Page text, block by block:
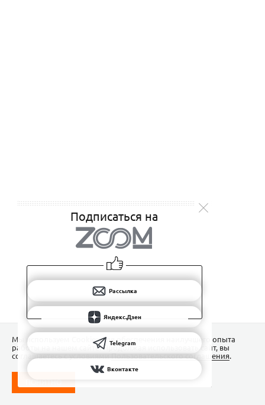
Подписаться на
Рассылка
Яндекс.Дзен
Telegram
Вконтакте
Мы используем Сookies для обеспечения наилучшего опыта
работы на нашем сайте. Продолжая использовать сайт, вы
соглашаетесь с условиямиПользовательского соглашения.
ПОНЯТНО